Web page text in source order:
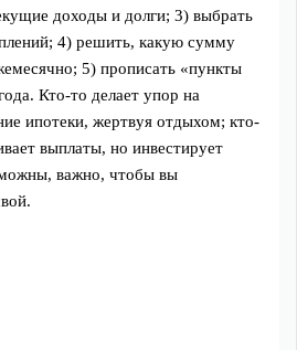
доходы и долги; 3) выбрать
4) решить, какую сумму
5) прописать «пункты
Кто-то делает упор на
ипотеки, жертвуя отдыхом; кто-
выплаты, но инвестирует
важно, чтобы вы